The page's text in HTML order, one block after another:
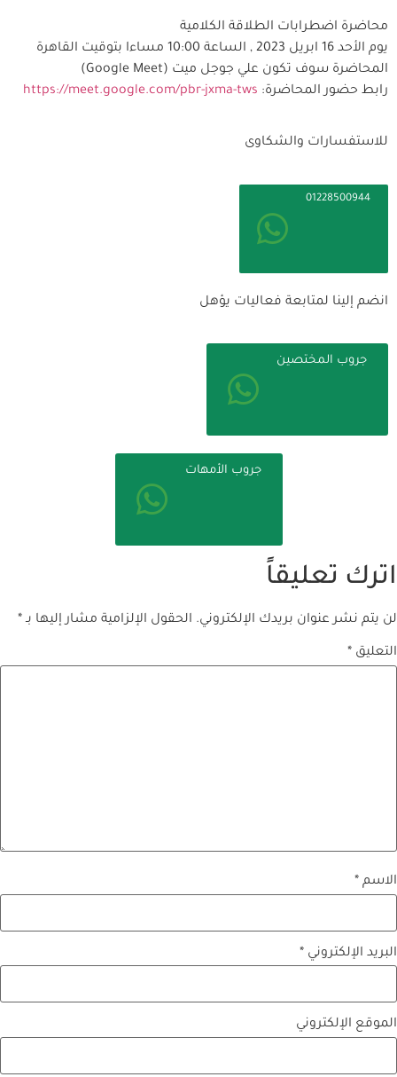
محاضرة اضطرابات الطلاقة الكلامية
يوم الأحد 16 ابريل 2023 , الساعة 10:00 مساءا بتوقيت القاهرة
المحاضرة سوف تكون علي جوجل ميت (Google Meet)
رابط حضور المحاضرة: https://meet.google.com/pbr-jxma-tws
للاستفسارات والشكاوى
01228500944
انضم إلينا لمتابعة فعاليات يؤهل
جروب المختصين
جروب الأمهات
اترك تعليقاً
لن يتم نشر عنوان بريدك الإلكتروني. الحقول الإلزامية مشار إليها بـ*
التعليق *
الاسم *
البريد الإلكتروني *
الموقع الإلكتروني